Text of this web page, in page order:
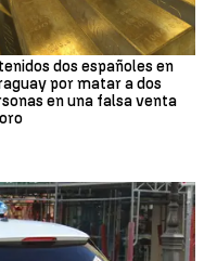
dos españoles en
por matar a dos
en una falsa venta